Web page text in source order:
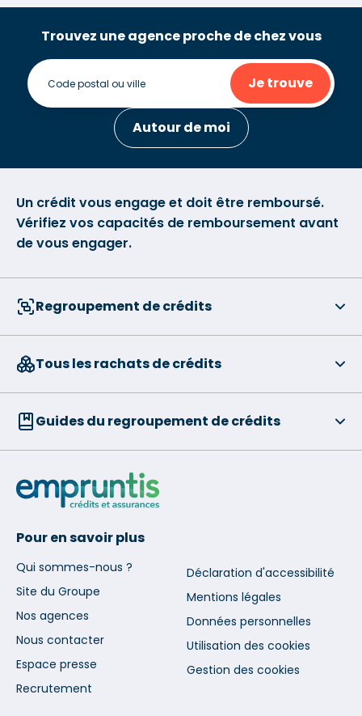
Trouvez une agence proche de chez vous
Je trouve
Autour de moi
Un crédit vous engage et doit être remboursé.
Vérifiez vos capacités de remboursement avant
de vous engager.
Regroupement de crédits
Tous les rachats de crédits
Guides du regroupement de crédits
Pour en savoir plus
Qui sommes-nous ?
Site du Groupe
Nos agences
Nous contacter
Espace presse
Recrutement
Déclaration d'accessibilité
Mentions légales
Données personnelles
Utilisation des cookies
Gestion des cookies